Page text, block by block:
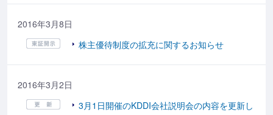
2016年3月8日
株主優待制度の拡充に関するお知らせ
2016年3月2日
3月1日開催のKDDI会社説明会の内容を更新し